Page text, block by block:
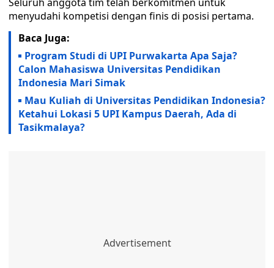
Seluruh anggota tim telah berkomitmen untuk
menyudahi kompetisi dengan finis di posisi pertama.
Baca Juga:
Program Studi di UPI Purwakarta Apa Saja?
Calon Mahasiswa Universitas Pendidikan
Indonesia Mari Simak
Mau Kuliah di Universitas Pendidikan Indonesia?
Ketahui Lokasi 5 UPI Kampus Daerah, Ada di
Tasikmalaya?